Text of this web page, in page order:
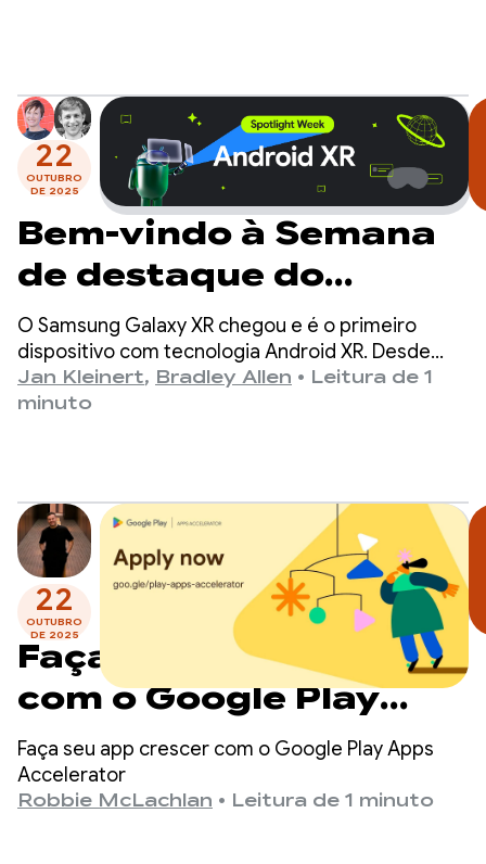
22
OUTUBRO
DE 2025
Bem-vindo à Semana
de destaque do
Android XR
O Samsung Galaxy XR chegou e é o primeiro
dispositivo com tecnologia Android XR. Desde
que lançamos a prévia para desenvolvedores da
plataforma em dezembro passado, os
Jan Kleinert, Bradley Allen • Leitura de 1
minuto
22
OUTUBRO
DE 2025
Faça seu app crescer
com o Google Play
Apps Accelerator.
Inscreva-se agora
Faça seu app crescer com o Google Play Apps
Accelerator
Robbie McLachlan • Leitura de 1 minuto